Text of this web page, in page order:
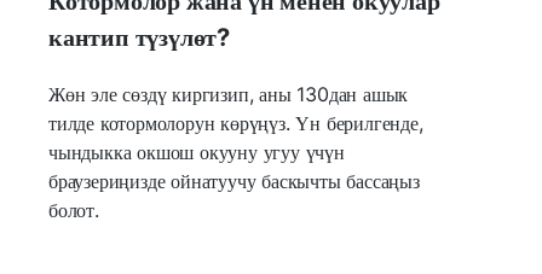
кантип түзүлөт?
Жөн эле сөздү киргизип, аны 130дан ашык
тилде котормолорун көрүңүз. Үн берилгенде,
чындыкка окшош окууну угуу үчүн
браузериңизде ойнатуучу баскычты бассаңыз
болот.